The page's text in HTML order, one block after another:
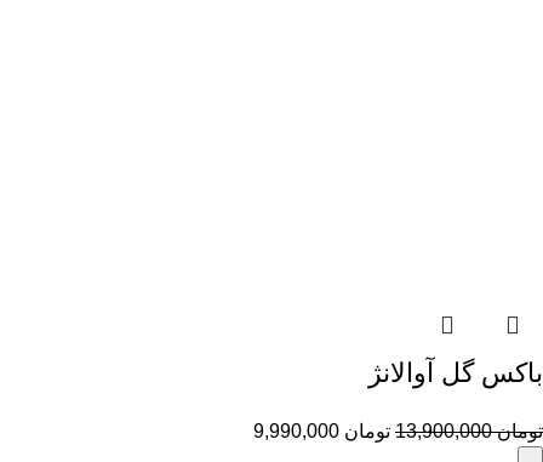
باکس گل آوالانژ
تومان13,900,000 تومان